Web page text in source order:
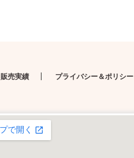
販売実績 プライバシー＆ポリシー